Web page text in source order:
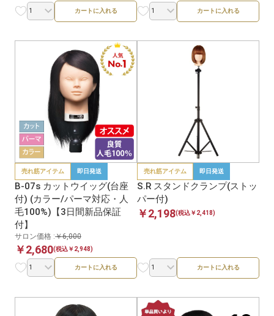
カートに入れる カートに入れる
売れ筋アイテム 即日発送
B-07s カットウイッグ(台座
付) (カラー/パーマ対応・人
毛100%)【3日間新品保証
付】
サロン価格 :￥6,000
￥2,680(税込￥2,948)
カートに入れる
売れ筋アイテム 即日発送
S.R スタンドクランプ(ストッ
パー付)
￥2,198(税込￥2,418)
カートに入れる